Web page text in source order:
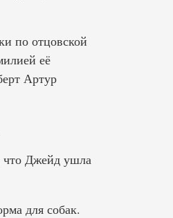
по отцовской
её
Артур
что Джейд ушла
для собак.